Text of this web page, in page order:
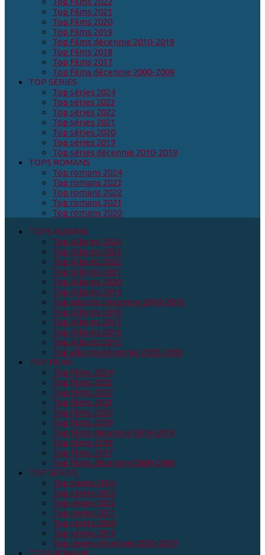
Top Films 2021
Top Films 2020
Top Films 2019
Top Films décennie 2010-2019
Top Films 2018
Top Films 2017
Top Films décennie 2000-2009
TOP SERIES
Top séries 2024
Top séries 2023
Top séries 2022
Top séries 2021
Top séries 2020
Top séries 2019
Top séries décennie 2010-2019
TOPS ROMANS
Top romans 2024
Top romans 2023
Top romans 2022
Top romans 2021
Top romans 2020
TOPS ALBUMS
Top Albums 2024
Top Albums 2023
Top Albums 2022
Top Albums 2021
Top Albums 2020
Top Albums 2019
Top albums Décennie 2010-2019
Top Albums 2018
Top Albums 2017
Top Albums 2016
Top Albums 2015
Top albums décennie 2000-2009
TOP FILMS
Top Films 2024
Top Films 2023
Top Films 2022
Top Films 2021
Top Films 2020
Top Films 2019
Top Films décennie 2010-2019
Top Films 2018
Top Films 2017
Top Films décennie 2000-2009
TOP SERIES
Top séries 2024
Top séries 2023
Top séries 2022
Top séries 2021
Top séries 2020
Top séries 2019
Top séries décennie 2010-2019